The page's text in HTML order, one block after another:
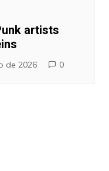
artists
de 2026 0